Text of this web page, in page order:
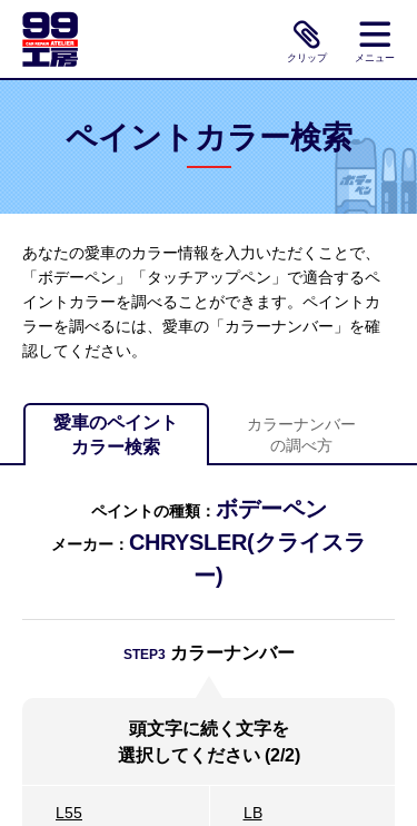
クリップ メニュー
ペイントカラー検索
あなたの愛車のカラー情報を入力いただくことで、
「ボデーペン」「タッチアップペン」で適合するペ
イントカラーを調べることができます。ペイントカ
ラーを調べるには、愛車の「カラーナンバー」を確
認してください。
愛車のペイント
カラー検索
カラーナンバー
の調べ方
ペイントの種類： ボデーペン
メーカー： CHRYSLER(クライスラ
ー)
STEP3カラーナンバー
頭文字に続く文字を
選択してください (2/2)
L55 LB